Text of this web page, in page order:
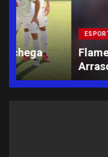
ESPORTE FUTEBOL
Flamengo
Arrascaeta e